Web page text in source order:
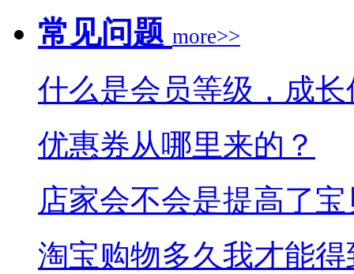
常见问题 more>>
什么是会员等级，成长
优惠券从哪里来的？
店家会不会是提高了
淘宝购物多久我才能